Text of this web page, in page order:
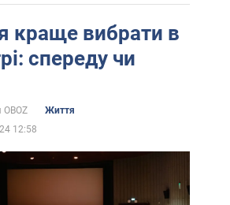
краще вибрати в
спереду чи
OBOZ
Життя
12:58